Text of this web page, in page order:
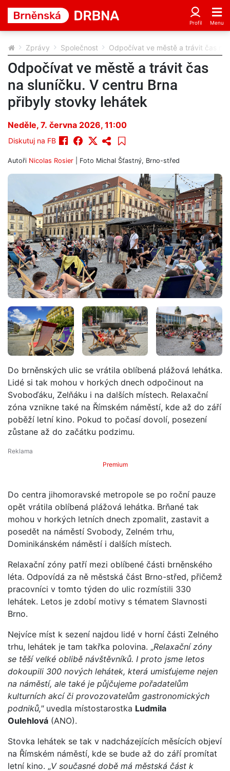
Zprávy Společnost Odpočívat ve městě a trávit čas
Odpočívat ve městě a trávit čas
na sluníčku. V centru Brna
přibyly stovky lehátek
Neděle, 7. června 2026, 11:00
Diskutuj na FB
Autoři Nicolas Rosier | Foto Michal Šťastný, Brno-střed
Do brněnských ulic se vrátila oblíbená plážová lehátka.
Lidé si tak mohou v horkých dnech odpočinout na
Svoboďáku, Zelňáku i na dalších místech. Relaxační
zóna vznikne také na Římském náměstí, kde až do září
poběží letní kino. Pokud to počasí dovolí, posezení
zůstane až do začátku podzimu.
Premium
Do centra jihomoravské metropole se po roční pauze
opět vrátila oblíbená plážová lehátka. Brňané tak
mohou v horkých letních dnech zpomalit, zastavit a
posedět na náměstí Svobody, Zelném trhu,
Dominikánském náměstí i dalších místech.
Relaxační zóny patří mezi oblíbené části brněnského
léta. Odpovídá za ně městská část Brno-střed, přičemž
pracovníci v tomto týden do ulic rozmístili 330
lehátek. Letos je zdobí motivy s tématem Slavnosti
Brno.
Nejvíce míst k sezení najdou lidé v horní části Zelného
trhu, lehátek je tam takřka polovina. „Relaxační zóny
se těší velké oblibě návštěvníků. I proto jsme letos
dokoupili 300 nových lehátek, která umisťujeme nejen
na náměstí, ale také je půjčujeme pořadatelům
kulturních akcí či provozovatelům gastronomických
podniků,"uvedla místostarostka Ludmila
Oulehlová (ANO).
Stovka lehátek se tak v nadcházejících měsících objeví
na Římském náměstí, kde se bude až do září promítat
letní kino. „V současné době má městská část k